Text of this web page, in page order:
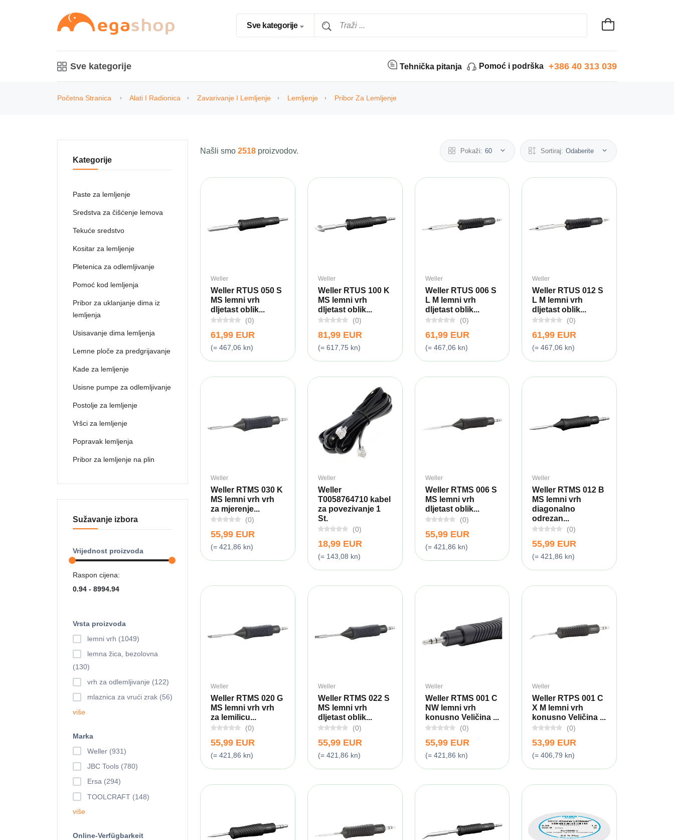
Sve kategorije
Sve kategorije Tehnička pitanja Pomoć i podrška +386 40 313 039
Početna Stranica Alati I Radionica Zavarivanje I Lemljenje Lemljenje Pribor Za Lemljenje
Našli smo 2518 proizvodov. Pokaži: 60 Sortiraj: Odaberite
Weller
Weller RTUS 050 S
MS lemni vrh
dljetast oblik...
(0)
61,99 EUR
(= 467,06 kn)
Weller
Weller RTUS 100 K
MS lemni vrh
dljetast oblik...
(0)
81,99 EUR
(= 617,75 kn)
Weller
Weller RTUS 006 S
L M lemni vrh
dljetast oblik...
(0)
61,99 EUR
(= 467,06 kn)
Weller
Weller RTUS 012 S
L M lemni vrh
dljetast oblik...
(0)
61,99 EUR
(= 467,06 kn)
Weller
Weller RTMS 030 K
MS lemni vrh vrh
za mjerenje...
(0)
55,99 EUR
(= 421,86 kn)
Weller
Weller
T0058764710 kabel
za povezivanje 1
St.
(0)
18,99 EUR
(= 143,08 kn)
Weller
Weller RTMS 006 S
MS lemni vrh
dljetast oblik...
(0)
55,99 EUR
(= 421,86 kn)
Weller
Weller RTMS 012 B
MS lemni vrh
diagonalno
odrezan...
(0)
55,99 EUR
(= 421,86 kn)
Weller
Weller RTMS 020 G
MS lemni vrh vrh
za lemilicu...
(0)
55,99 EUR
(= 421,86 kn)
Weller
Weller RTMS 022 S
MS lemni vrh
dljetast oblik...
(0)
55,99 EUR
(= 421,86 kn)
Weller
Weller RTMS 001 C
NW lemni vrh
konusno Veličina ...
(0)
55,99 EUR
(= 421,86 kn)
Weller
Weller RTPS 001 C
X M lemni vrh
konusno Veličina ...
(0)
53,99 EUR
(= 406,79 kn)
Kategorije
Paste za lemljenje
Sredstva za čišćenje lemova
Tekuće sredstvo
Kositar za lemljenje
Pletenica za odlemljivanje
Pomoć kod lemljenja
Pribor za uklanjanje dima iz
lemljenja
Usisavanje dima lemljenja
Lemne ploče za predgrijavanje
Kade za lemljenje
Usisne pumpe za odlemljivanje
Postolje za lemljenje
Vršci za lemljenje
Popravak lemljenja
Pribor za lemljenje na plin
Sužavanje izbora
Vrijednost proizvoda
Raspon cijena:
Vrsta proizvoda
lemni vrh (1049)
lemna žica, bezolovna
(130)
vrh za odlemljivanje (122)
mlaznica za vrući zrak (56)
više
Marka
Weller (931)
JBC Tools (780)
Ersa (294)
TOOLCRAFT (148)
više
Online-Verfügbarkeit